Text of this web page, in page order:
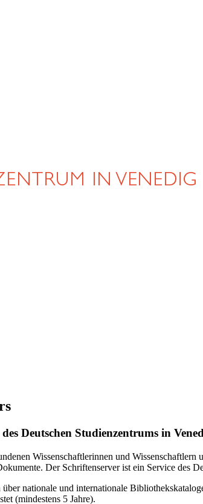
Deutschen Studienzentrums in
Wissenschaftlerinnen und
Der Schriftenserver ist ein Service des
nationale und internationale
(mindestens 5 Jahre).